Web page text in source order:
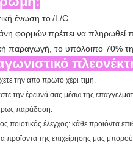
ένωση το/L/C
φορμώνπρέπει να πληρωθεί
παραγωγή, το υπόλοιπο 70%
την από πρώτο χέρι τιμή.
την έρευνά σας μέσω της
παράδοση.
ποιοτικός έλεγχος: κάθε προϊόντα
προϊόντα της επιχείρησής μας